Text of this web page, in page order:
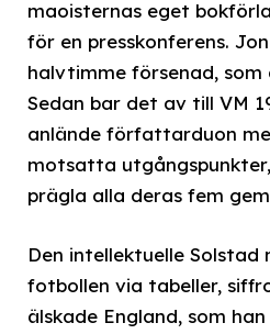
maoisternas eget
för en presskonferens.
halvtimme försenad, som
Sedan bar det av till VM
anlände författarduon
motsatta
prägla alla deras fem
Den intellektuelle Solstad
fotbollen via tabeller,
älskade England, som han